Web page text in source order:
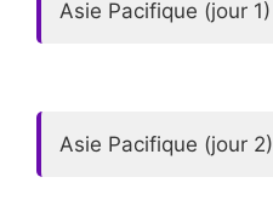
Asie Pacifique (jour 1)
Asie Pacifique (jour 2)